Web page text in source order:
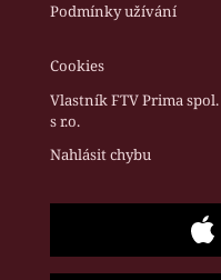
Podmínky užívání
Cookies
Vlastník FTV Prima spol.
s r.o.
Nahlásit chybu